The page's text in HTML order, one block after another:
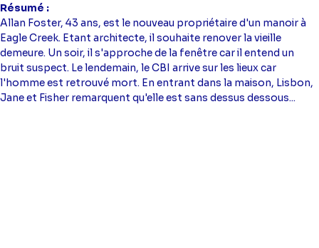
Résumé
Allan Foster, 43 ans, est le nouveau propriétaire d'un manoir à
Eagle Creek. Etant architecte, il souhaite renover la vieille
demeure. Un soir, il s'approche de la fenêtre car il entend un
bruit suspect. Le lendemain, le CBI arrive sur les lieux car
l'homme est retrouvé mort. En entrant dans la maison, Lisbon,
Jane et Fisher remarquent qu'elle est sans dessus dessous...